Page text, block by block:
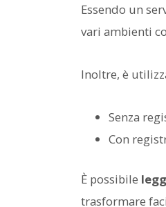
Essendo un
vari ambienti
Inoltre, è
Senza
Con
È possibile
trasformare